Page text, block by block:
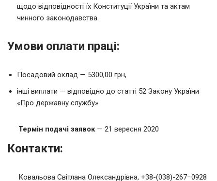
щодо відповідності їх Конституції України та актам
чинного законодавства.
Умови оплати праці:
Посадовий оклад — 5300,00 грн,
інші виплати — відповідно до статті 52 Закону України
«Про державну службу»
Термін подачі заявок— 21 вересня 2020
Контакти:
Ковальова Світлана Олександрівна, +38-(038)-267−0928